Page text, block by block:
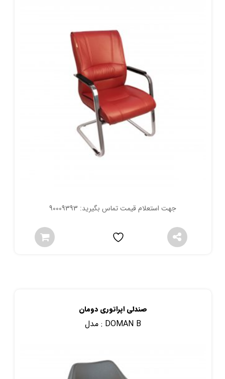
جهت استعلام قیمت تماس بگیرید: 90009393
صندلی اپراتوری دومان
مدل : DOMAN B